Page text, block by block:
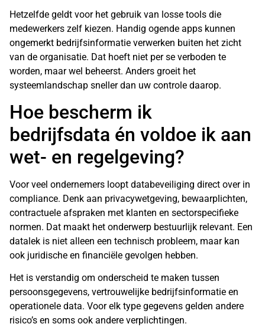
Hetzelfde geldt voor het gebruik van losse tools die
medewerkers zelf kiezen. Handig ogende apps kunnen
ongemerkt bedrijfsinformatie verwerken buiten het zicht
van de organisatie. Dat hoeft niet per se verboden te
worden, maar wel beheerst. Anders groeit het
systeemlandschap sneller dan uw controle daarop.
Hoe bescherm ik
bedrijfsdata én voldoe ik aan
wet- en regelgeving?
Voor veel ondernemers loopt databeveiliging direct over in
compliance. Denk aan privacywetgeving, bewaarplichten,
contractuele afspraken met klanten en sectorspecifieke
normen. Dat maakt het onderwerp bestuurlijk relevant. Een
datalek is niet alleen een technisch probleem, maar kan
ook juridische en financiële gevolgen hebben.
Het is verstandig om onderscheid te maken tussen
persoonsgegevens, vertrouwelijke bedrijfsinformatie en
operationele data. Voor elk type gegevens gelden andere
risico’s en soms ook andere verplichtingen.